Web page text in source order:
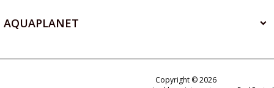
AQUAPLANET
Copyright © 2026